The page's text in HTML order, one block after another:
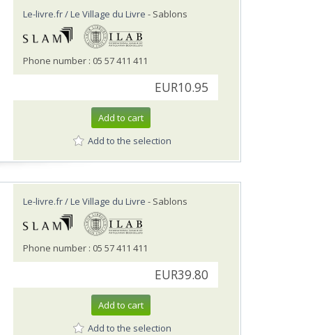
Le-livre.fr / Le Village du Livre - Sablons
Phone number : 05 57 411 411
EUR10.95
Add to cart
Add to the selection
Le-livre.fr / Le Village du Livre - Sablons
Phone number : 05 57 411 411
EUR39.80
Add to cart
Add to the selection